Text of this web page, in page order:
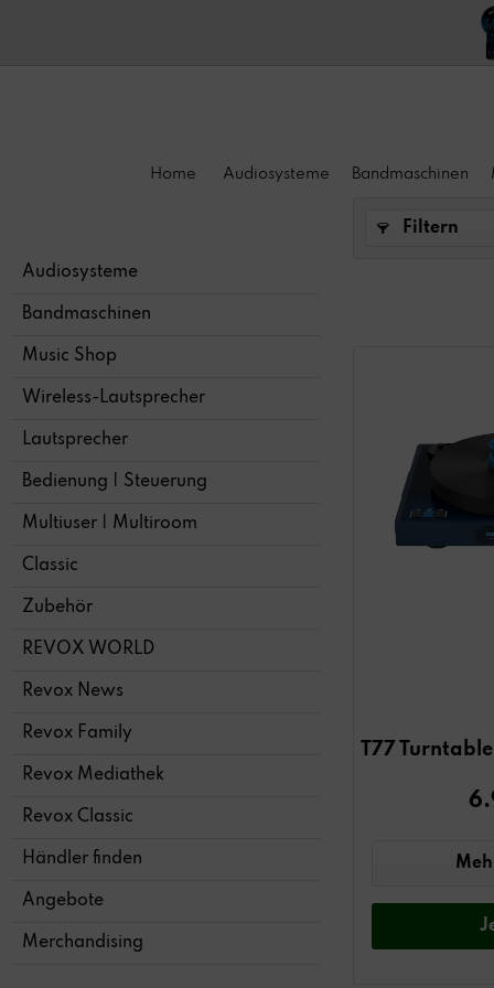
Home Audiosysteme Bandmaschinen
Audiosysteme
Bandmaschinen
Music Shop
Wireless-Lautsprecher
Lautsprecher
Bedienung | Steuerung
Multiuser | Multiroom
Classic
Zubehör
REVOX WORLD
Revox News
Revox Family
Revox Mediathek
Revox Classic
Händler finden
Angebote
Merchandising
Filtern
T77